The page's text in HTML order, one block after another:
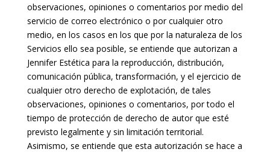
observaciones, opiniones o comentarios por medio del
servicio de correo electrónico o por cualquier otro
medio, en los casos en los que por la naturaleza de los
Servicios ello sea posible, se entiende que autorizan a
Jennifer Estética para la reproducción, distribución,
comunicación pública, transformación, y el ejercicio de
cualquier otro derecho de explotación, de tales
observaciones, opiniones o comentarios, por todo el
tiempo de protección de derecho de autor que esté
previsto legalmente y sin limitación territorial.
Asimismo, se entiende que esta autorización se hace a